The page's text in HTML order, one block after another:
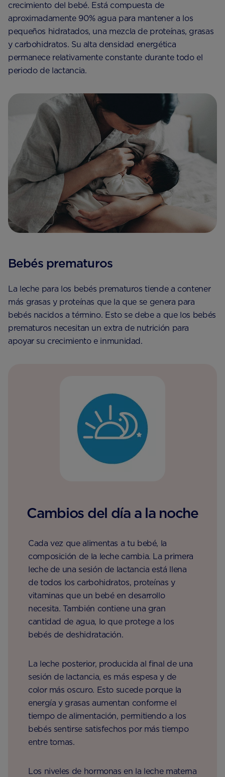
crecimiento del bebé. Está compuesta de
aproximadamente 90% agua para mantener a los
pequeños hidratados, una mezcla de proteínas, grasas
y carbohidratos. Su alta densidad energética
permanece relativamente constante durante todo el
periodo de lactancia.
Bebés prematuros
La leche para los bebés prematuros tiende a contener
más grasas y proteínas que la que se genera para
bebés nacidos a término. Esto se debe a que los bebés
prematuros necesitan un extra de nutrición para
apoyar su crecimiento e inmunidad.
Cambios del día a la noche
Cada vez que alimentas a tu bebé, la
composición de la leche cambia. La primera
leche de una sesión de lactancia está llena
de todos los carbohidratos, proteínas y
vitaminas que un bebé en desarrollo
necesita. También contiene una gran
cantidad de agua, lo que protege a los
bebés de deshidratación.
La leche posterior, producida al final de una
sesión de lactancia, es más espesa y de
color más oscuro. Esto sucede porque la
energía y grasas aumentan conforme el
tiempo de alimentación, permitiendo a los
bebés sentirse satisfechos por más tiempo
entre tomas.
Los niveles de hormonas en la leche materna